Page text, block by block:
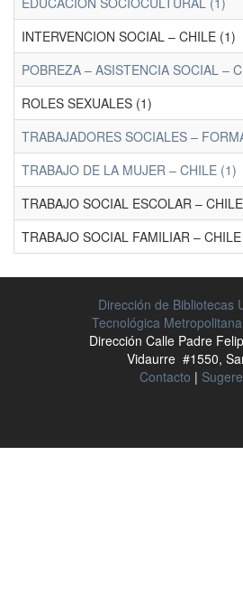
INTERVENCION SOCIAL – CHILE (1)
POBREZA – ASISTENCIA SOCIAL –
ROLES SEXUALES (1)
TRABAJADORES SOCIALES –
TRABAJO DE LA MUJER – CHILE (1)
TRABAJO SOCIAL ESCOLAR –
TRABAJO SOCIAL FAMILIAR –
Dirección de Bibliotecas
Tecnológica
Dirección Calle Padre
Vidaurre #1550,
Contacto |